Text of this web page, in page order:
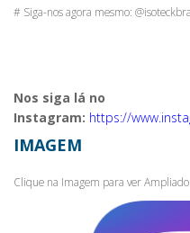
# Siga-nos agora mesmo:
Nos siga lá no
Instagram: https://
IMAGEM
Clique na Imagem para ver Ampliado.